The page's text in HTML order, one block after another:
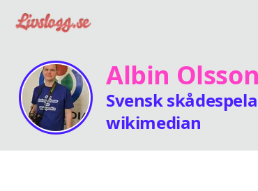
Albin Olsson
Svensk
wikimedian